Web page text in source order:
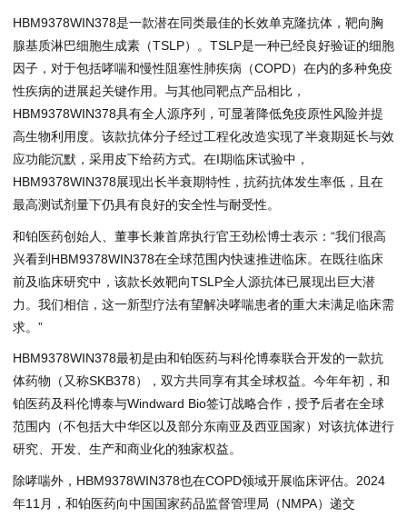
HBM9378WIN378是一款潜在同类最佳的长效单克隆抗体，靶向胸
腺基质淋巴细胞生成素（TSLP）。TSLP是一种已经良好验证的细胞
因子，对于包括哮喘和慢性阻塞性肺疾病（COPD）在内的多种免疫
性疾病的进展起关键作用。与其他同靶点产品相比，
HBM9378WIN378具有全人源序列，可显著降低免疫原性风险并提
高生物利用度。该款抗体分子经过工程化改造实现了半衰期延长与效
应功能沉默，采用皮下给药方式。在I期临床试验中，
HBM9378WIN378展现出长半衰期特性，抗药抗体发生率低，且在
最高测试剂量下仍具有良好的安全性与耐受性。
和铂医药创始人、董事长兼首席执行官王劲松博士表示：“我们很高
兴看到HBM9378WIN378在全球范围内快速推进临床。在既往临床
前及临床研究中，该款长效靶向TSLP全人源抗体已展现出巨大潜
力。我们相信，这一新型疗法有望解决哮喘患者的重大未满足临床需
求。”
HBM9378WIN378最初是由和铂医药与科伦博泰联合开发的一款抗
体药物（又称SKB378），双方共同享有其全球权益。今年年初，和
铂医药及科伦博泰与Windward Bio签订战略合作，授予后者在全球
范围内（不包括大中华区以及部分东南亚及西亚国家）对该抗体进行
研究、开发、生产和商业化的独家权益。
除哮喘外，HBM9378WIN378也在COPD领域开展临床评估。2024
年11月，和铂医药向中国国家药品监督管理局（NMPA）递交